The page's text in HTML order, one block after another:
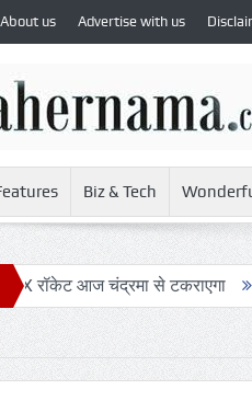
About us Advertise with us
Biz & Tech
चंद्रमा से टकराएगा आग़ा मीर की